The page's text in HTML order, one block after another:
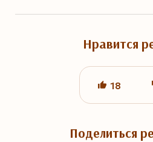
Нравится
18
Поделиться